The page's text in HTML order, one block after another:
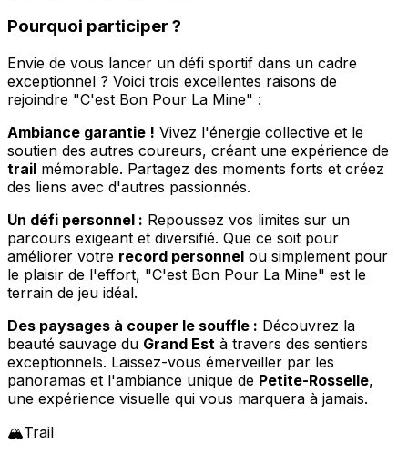
Pourquoi participer ?
Envie de vous lancer un défi sportif dans un cadre
exceptionnel ? Voici trois excellentes raisons de
rejoindre "C'est Bon Pour La Mine" :
Ambiance garantie ! Vivez l'énergie collective et le
soutien des autres coureurs, créant une expérience de
trail mémorable. Partagez des moments forts et créez
des liens avec d'autres passionnés.
Un défi personnel : Repoussez vos limites sur un
parcours exigeant et diversifié. Que ce soit pour
améliorer votre record personnel ou simplement pour
le plaisir de l'effort, "C'est Bon Pour La Mine" est le
terrain de jeu idéal.
Des paysages à couper le souffle : Découvrez la
beauté sauvage du Grand Est à travers des sentiers
exceptionnels. Laissez-vous émerveiller par les
panoramas et l'ambiance unique de Petite-Rosselle,
une expérience visuelle qui vous marquera à jamais.
🏔️Trail